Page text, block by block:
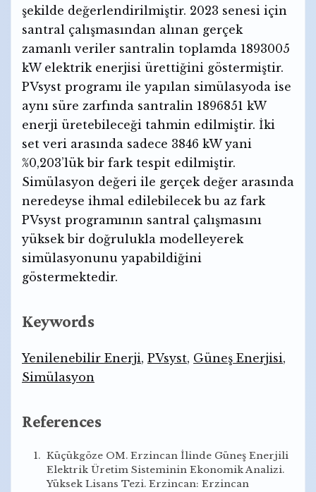
şekilde değerlendirilmiştir. 2023 senesi için
santral çalışmasından alınan gerçek
zamanlı veriler santralin toplamda 1893005
kW elektrik enerjisi ürettiğini göstermiştir.
PVsyst programı ile yapılan simülasyoda ise
aynı süre zarfında santralin 1896851 kW
enerji üretebileceği tahmin edilmiştir. İki
set veri arasında sadece 3846 kW yani
%0,203’lük bir fark tespit edilmiştir.
Simülasyon değeri ile gerçek değer arasında
neredeyse ihmal edilebilecek bu az fark
PVsyst programının santral çalışmasını
yüksek bir doğrulukla modelleyerek
simülasyonunu yapabildiğini
göstermektedir.
Keywords
Yenilenebilir Enerji, PVsyst, Güneş Enerjisi,
Simülasyon
References
Küçükgöze OM. Erzincan İlinde Güneş Enerjili
Elektrik Üretim Sisteminin Ekonomik Analizi.
Yüksek Lisans Tezi. Erzincan: Erzincan